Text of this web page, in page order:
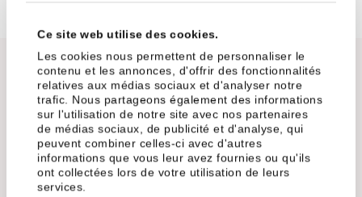
Ce site web utilise des cookies.
Les cookies nous permettent de personnaliser le
contenu et les annonces, d'offrir des fonctionnalités
relatives aux médias sociaux et d'analyser notre
trafic. Nous partageons également des informations
sur l'utilisation de notre site avec nos partenaires
de médias sociaux, de publicité et d'analyse, qui
peuvent combiner celles-ci avec d'autres
informations que vous leur avez fournies ou qu'ils
ont collectées lors de votre utilisation de leurs
services.
Côté Haute-Savoie Dans l'Ain
Oubliez un peu les villes super prisées comme Annemasse
ou Annecy, et pensez plutôt aux espaces verts et aux
charmes de la campagne. Avec le télétravail qui s'invite
dans les pratiques, vous avez maintenant la possibilité de
chercher un logement un peu plus éloigné de la frontière